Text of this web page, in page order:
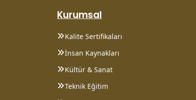
Kurumsal
Kalite Sertifikaları
İnsan Kaynakları
Kültür & Sanat
Teknik Eğitim